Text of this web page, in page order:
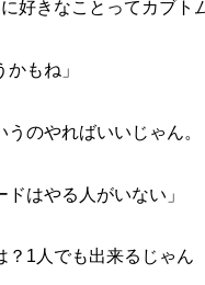
好きなことってカブト
かもね」
うのやればいいじゃん。
ドはやる人がいない」
？1人でも出来るじゃん